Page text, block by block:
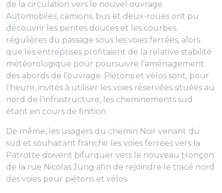
de la circulation vers le nouvel ouvrage.
Automobiles, camions, bus et deux-roues ont pu
découvrir les pentes douces et les courbes
régulières du passage sous les voies ferrées, alors
que les entreprises profitaient de la relative stabilité
météorologique pour poursuivre l'aménagement
des abords de l'ouvrage. Piétons et vélos sont, pour
l'heure, invités à utiliser les voies réservées situées au
nord de l'infrastructure, les cheminements sud
étant en cours de finition.
De même, les usagers du chemin Noir venant du
sud et souhaitant franchir les voies ferrées vers la
Patrotte doivent bifurquer vers le nouveau tronçon
de la rue Nicolas Jung afin de rejoindre le tracé nord
des voies pour piétons et vélos.